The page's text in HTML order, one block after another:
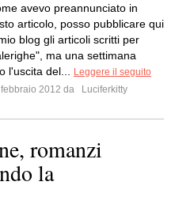
avevo preannunciato in
articolo, posso pubblicare qui
blog gli articoli scritti per
ma una settimana
l'uscita del...
Leggere il seguito
febbraio 2012 da
Luciferkitty
romanzi
la